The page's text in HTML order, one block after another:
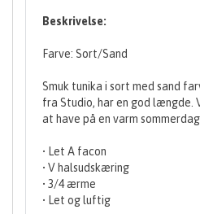
Beskrivelse:
Farve: Sort/Sand
Smuk tunika i sort med sand
fra Studio, har en god længde.
at have på en varm sommerdag.
• Let A facon
• V halsudskæring
• 3/4 ærme
• Let og luftig